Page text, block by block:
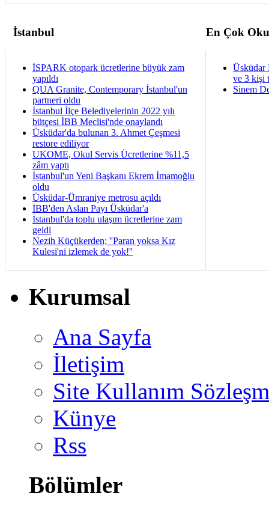
İstanbul En Çok
İSPARK otopark ücretlerine büyük zam
yapıldı
QUA Granite, Contemporary İstanbul'un
partneri oldu
İstanbul İlçe Belediyelerinin 2022 yılı
bütçesi İBB Meclisi'nde onaylandı
Üsküdar'da bulunan 3. Ahmet Çeşmesi
restore ediliyor
UKOME, Okul Servis Ücretlerine %11,5
zâm yaptı
İstanbul'un Yeni Başkanı Ekrem İmamoğlu
oldu
Üsküdar-Ümraniye metrosu açıldı
İBB'den Aslan Payı Üsküdar'a
İstanbul'da toplu ulaşım ücretlerine zam
geldi
Nezih Küçükerden; ''Paran yoksa Kız
Kulesi'ni izlemek de yok!''
Üsküdar
ve 3 kişi
Sinem
Kurumsal
Ana Sayfa
İletişim
Site Kullanım
Künye
Rss
Bölümler